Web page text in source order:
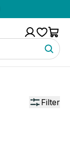
Filter